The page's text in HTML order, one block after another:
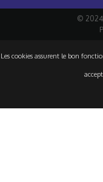
© 2024
Les cookies assurent le bon